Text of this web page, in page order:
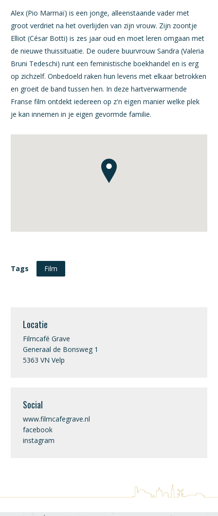
Alex (Pio Marmaï) is een jonge, alleenstaande vader met
groot verdriet na het overlijden van zijn vrouw. Zijn zoontje
Elliot (César Botti) is zes jaar oud en moet leren omgaan met
de nieuwe thuissituatie. De oudere buurvrouw Sandra (Valeria
Bruni Tedeschi) runt een feministische boekhandel en is erg
op zichzelf. Onbedoeld raken hun levens met elkaar betrokken
en groeit de band tussen hen. In deze hartverwarmende
Franse film ontdekt iedereen op z'n eigen manier welke plek
je kan innemen in je eigen gevormde familie.
Tags Film
Locatie
Filmcafé Grave
Generaal de Bonsweg 1
5363 VN Velp
Social
www.filmcafegrave.nl
facebook
instagram